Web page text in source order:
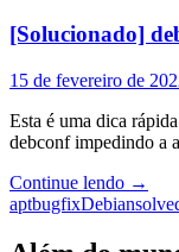
was
not
to
it
local
access
[Solucionado]
15 de fevereiro de
Esta é uma dica
debconf impedindo a
Continue lendo →
aptbugfixDebian